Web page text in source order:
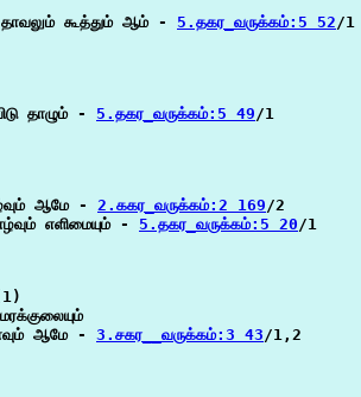
கூத்தும் ஆம் - 5.தகர_வருக்கம்:5 52/1
தாழும் - 5.தகர_வருக்கம்:5 49/1
ஆமே - 2.ககர_வருக்கம்:2 169/2
எளிமையும் - 5.தகர_வருக்கம்:5 20/1
ஆமே -
3.சகர__வருக்கம்:3 43/1,2